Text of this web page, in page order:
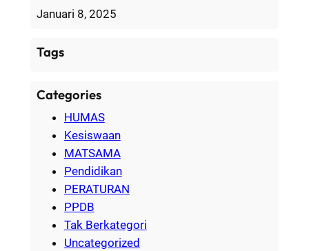
Januari 8, 2025
Tags
Categories
HUMAS
Kesiswaan
MATSAMA
Pendidikan
PERATURAN
PPDB
Tak Berkategori
Uncategorized